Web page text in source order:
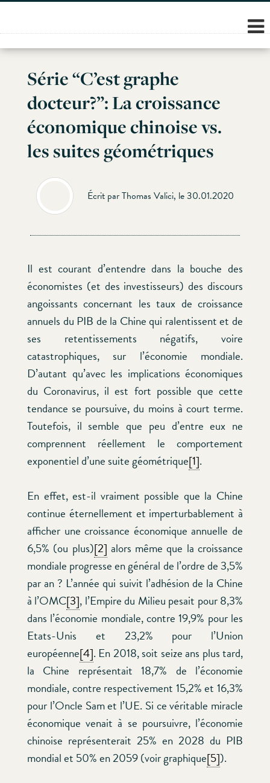
Skip
content
Série “C’est graphe
docteur?”: La croissance
économique chinoise vs.
les suites géométriques
Écrit par Thomas Valici, le 30.01.2020
Il est courant d’entendre dans la bouche des
économistes (et des investisseurs) des discours
angoissants concernant les taux de croissance
annuels du PIB de la Chine qui ralentissent et de
ses retentissements négatifs, voire
catastrophiques, sur l’économie mondiale.
D’autant qu’avec les implications économiques
du Coronavirus, il est fort possible que cette
tendance se poursuive, du moins à court terme.
Toutefois, il semble que peu d’entre eux ne
comprennent réellement le comportement
exponentiel d’une suite géométrique[1].
En effet, est-il vraiment possible que la Chine
continue éternellement et imperturbablement à
afficher une croissance économique annuelle de
6,5% (ou plus)[2] alors même que la croissance
mondiale progresse en général de l’ordre de 3,5%
par an ? L’année qui suivit l’adhésion de la Chine
à l’OMC[3], l’Empire du Milieu pesait pour 8,3%
dans l’économie mondiale, contre 19,9% pour les
Etats-Unis et 23,2% pour l’Union
européenne[4]. En 2018, soit seize ans plus tard,
la Chine représentait 18,7% de l’économie
mondiale, contre respectivement 15,2% et 16,3%
pour l’Oncle Sam et l’UE. Si ce véritable miracle
économique venait à se poursuivre, l’économie
chinoise représenterait 25% en 2028 du PIB
mondial et 50% en 2059 (voir graphique[5]).